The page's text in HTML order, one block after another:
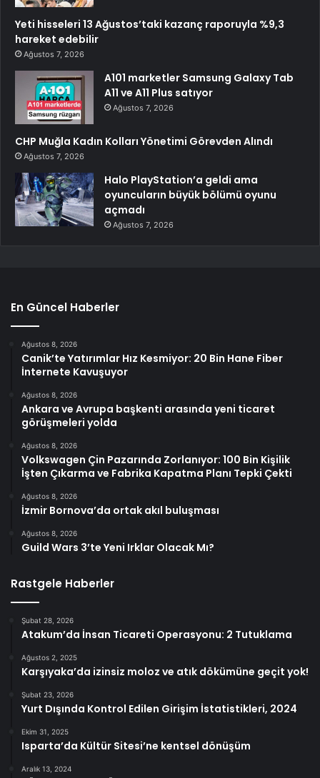
Yeti hisseleri 13 Ağustos’taki kazanç raporuyla %9,3
hareket edebilir
Ağustos 7, 2026
A101 marketler Samsung Galaxy Tab
A11 ve A11 Plus satıyor
Ağustos 7, 2026
CHP Muğla Kadın Kolları Yönetimi Görevden Alındı
Ağustos 7, 2026
Halo PlayStation’a geldi ama
oyuncuların büyük bölümü oyunu
açmadı
Ağustos 7, 2026
En Güncel Haberler
Ağustos 8, 2026
Canik’te Yatırımlar Hız Kesmiyor: 20 Bin Hane Fiber
İnternete Kavuşuyor
Ağustos 8, 2026
Ankara ve Avrupa başkenti arasında yeni ticaret
görüşmeleri yolda
Ağustos 8, 2026
Volkswagen Çin Pazarında Zorlanıyor: 100 Bin Kişilik
İşten Çıkarma ve Fabrika Kapatma Planı Tepki Çekti
Ağustos 8, 2026
İzmir Bornova’da ortak akıl buluşması
Ağustos 8, 2026
Guild Wars 3’te Yeni Irklar Olacak Mı?
Rastgele Haberler
Şubat 28, 2026
Atakum’da İnsan Ticareti Operasyonu: 2 Tutuklama
Ağustos 2, 2025
Karşıyaka’da izinsiz moloz ve atık dökümüne geçit yok!
Şubat 23, 2026
Yurt Dışında Kontrol Edilen Girişim İstatistikleri, 2024
Ekim 31, 2025
Isparta’da Kültür Sitesi’ne kentsel dönüşüm
Aralık 13, 2024